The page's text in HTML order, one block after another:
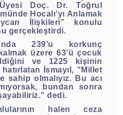
Doç. Dr. Toğrul
Hocalı’yı Anlamak
İlişkileri” konulu
gerçekleştirdi.
239’u korkunç
üzere 63’ü çocuk
ve 1225 kişinin
İsmayıl, “Millet
olmalıyız. Bu acı
bundan sonra
dedi.
halen ceza